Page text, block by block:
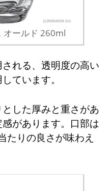
オールド 260ml
れる、透明度の高い
ています。
した厚みと重さがあ
があります。口部は
たりの良さが味わえ